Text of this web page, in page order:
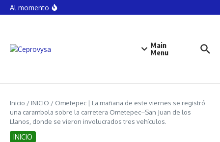
Saltar al contenido
Al momento
Detienen a siete personas armadas en Santa Bárbara,
VÍCTOR SÁNCHEZ BAÑOS UNAM alejada de la
Main
Menu
Inicio / INICIO / Ometepec | La mañana de este viernes se registró
una carambola sobre la carretera Ometepec–San Juan de los
Llanos, donde se vieron involucrados tres vehículos.
INICIO